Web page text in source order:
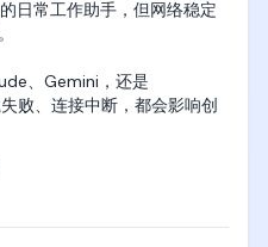
臂原地小碎步反向蹬踏抵消
，晃了两下站住。
关咬紧，随即咧嘴笑。
た！」（是转盘！撑住
声、鞋底摩擦声、爆发的欢
日常工作助手，但网络稳定
、Gemini，还是
败、连接中断，都会影响创
路，让 AI 工具访问更加顺
效率不被网络打断。